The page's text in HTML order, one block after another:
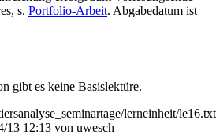
s. Portfolio-Arbeit. Abgabedatum ist
gibt es keine Basislektüre.
lerneinheit/le16.txt
13 12:13 von uwesch